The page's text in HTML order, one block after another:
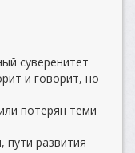
суверенитет
и говорит, но
потерян теми
пути развития